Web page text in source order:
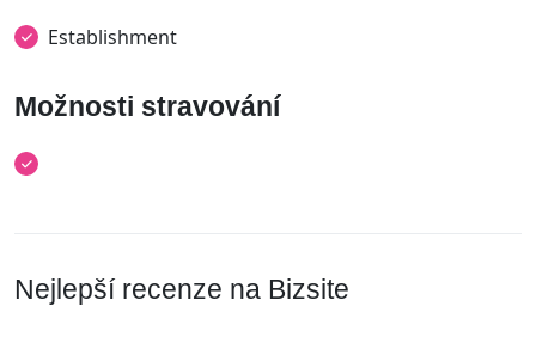
Establishment
Možnosti stravování
Nejlepší recenze na Bizsite